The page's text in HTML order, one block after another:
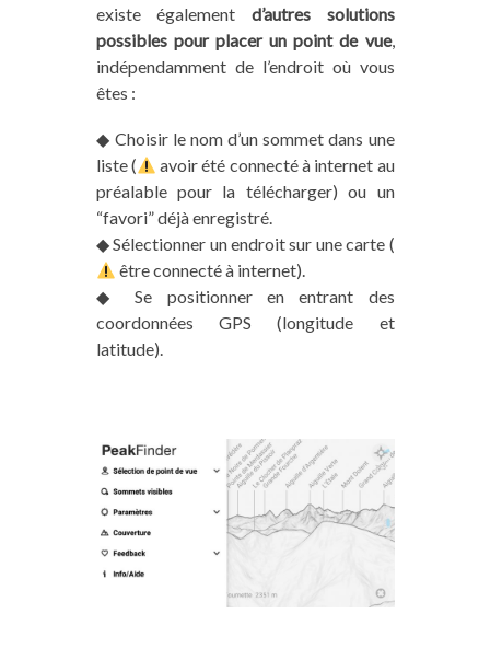
existe également d’autres solutions
possibles pour placer un point de vue,
indépendamment de l’endroit où vous
êtes :
◆ Choisir le nom d’un sommet dans une
liste (
avoir été connecté à internet au
préalable pour la télécharger) ou un
“favori” déjà enregistré.
◆ Sélectionner un endroit sur une carte (
être connecté à internet).
◆ Se positionner en entrant des
coordonnées GPS (longitude et
latitude).